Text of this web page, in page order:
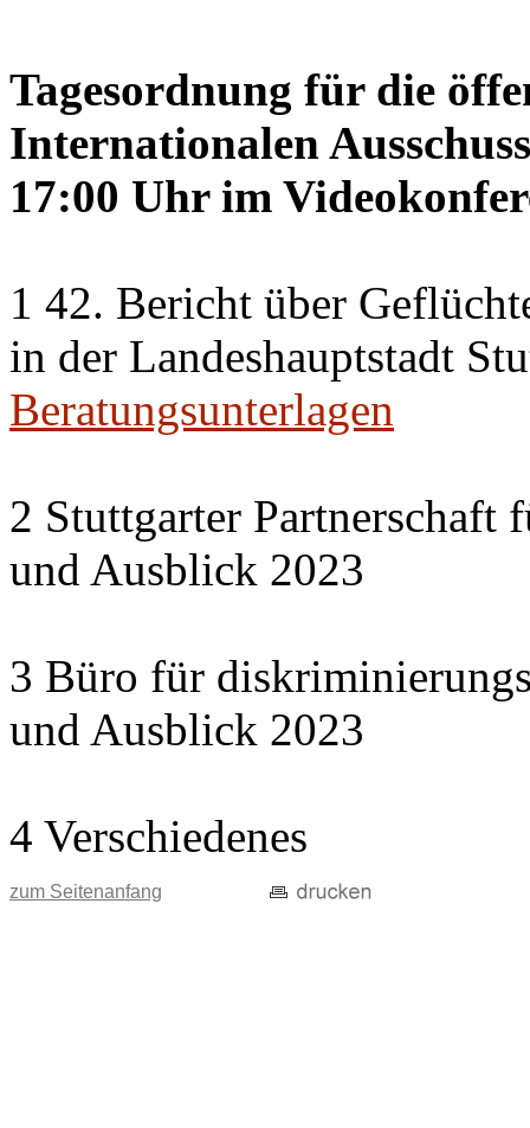
Tagesordnung für die
Internationalen
17:00 Uhr im
1 42. Bericht über
in der Landeshauptstadt
Beratungsunterlagen
2 Stuttgarter Partnerschaft
und Ausblick 2023
3 Büro für
und Ausblick 2023
4 Verschiedenes
zum Seitenanfang